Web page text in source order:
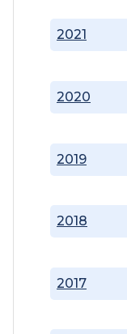
2017
2018
2019
2020
2021